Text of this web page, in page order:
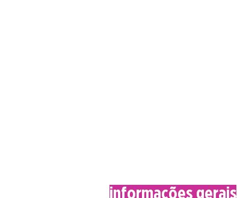
informações gerais